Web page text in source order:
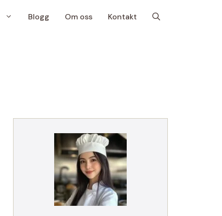
Blogg Om oss Kontakt